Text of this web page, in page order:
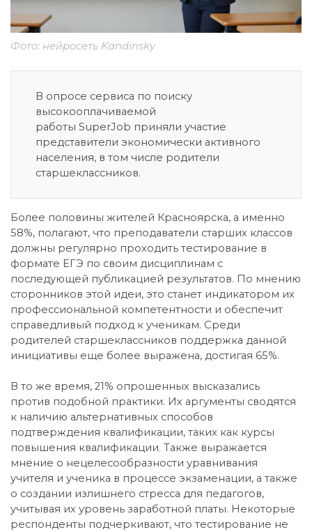
Фото: нейросеть Kandinsky
В опросе сервиса по поиску
высокооплачиваемой
работы SuperJob приняли участие
представители экономически активного
населения, в том числе родители
старшеклассников.
Более половины жителей Красноярска, а именно
58%, полагают, что преподаватели старших классов
должны регулярно проходить тестирование в
формате ЕГЭ по своим дисциплинам с
последующей публикацией результатов. По мнению
сторонников этой идеи, это станет индикатором их
профессиональной компетентности и обеспечит
справедливый подход к ученикам. Среди
родителей старшеклассников поддержка данной
инициативы еще более выражена, достигая 65%.
В то же время, 21% опрошенных высказались
против подобной практики. Их аргументы сводятся
к наличию альтернативных способов
подтверждения квалификации, таких как курсы
повышения квалификации. Также выражается
мнение о нецелесообразности уравнивания
учителя и ученика в процессе экзаменации, а также
о создании излишнего стресса для педагогов,
учитывая их уровень заработной платы. Некоторые
респонденты подчеркивают, что тестирование не